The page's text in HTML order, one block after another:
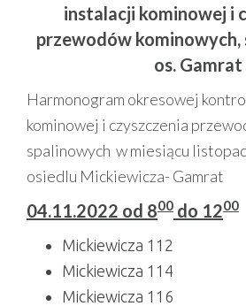
instalacji kominowej i
przewodów
os. Gamrat
Harmonogram okresowej
kominowej i czyszczenia
spalinowych w miesiącu
osiedlu Mickiewicza- Gamrat
04.11.2022 od 800 do 1200
Mickiewicza 112
Mickiewicza 114
Mickiewicza 116